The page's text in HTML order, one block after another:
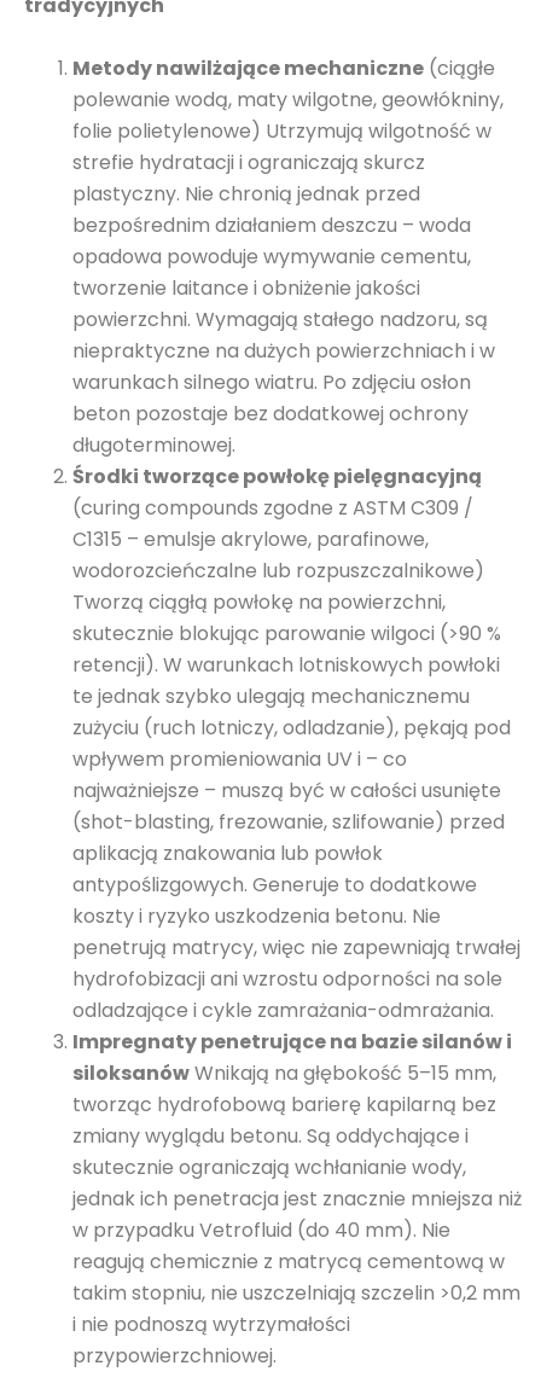
Metody nawilżające mechaniczne (ciągłe
polewanie wodą, maty wilgotne, geowłókniny,
folie polietylenowe) Utrzymują wilgotność w
strefie hydratacji i ograniczają skurcz
plastyczny. Nie chronią jednak przed
bezpośrednim działaniem deszczu – woda
opadowa powoduje wymywanie cementu,
tworzenie laitance i obniżenie jakości
powierzchni. Wymagają stałego nadzoru, są
niepraktyczne na dużych powierzchniach i w
warunkach silnego wiatru. Po zdjęciu osłon
beton pozostaje bez dodatkowej ochrony
długoterminowej.
Środki tworzące powłokę pielęgnacyjną
(curing compounds zgodne z ASTM C309 /
C1315 – emulsje akrylowe, parafinowe,
wodorozcieńczalne lub rozpuszczalnikowe)
Tworzą ciągłą powłokę na powierzchni,
skutecznie blokując parowanie wilgoci (>90 %
retencji). W warunkach lotniskowych powłoki
te jednak szybko ulegają mechanicznemu
zużyciu (ruch lotniczy, odladzanie), pękają pod
wpływem promieniowania UV i – co
najważniejsze – muszą być w całości usunięte
(shot-blasting, frezowanie, szlifowanie) przed
aplikacją znakowania lub powłok
antypoślizgowych. Generuje to dodatkowe
koszty i ryzyko uszkodzenia betonu. Nie
penetrują matrycy, więc nie zapewniają trwałej
hydrofobizacji ani wzrostu odporności na sole
odladzające i cykle zamrażania-odmrażania.
Impregnaty penetrujące na bazie silanów i
siloksanówWnikają na głębokość 5–15 mm,
tworząc hydrofobową barierę kapilarną bez
zmiany wyglądu betonu. Są oddychające i
skutecznie ograniczają wchłanianie wody,
jednak ich penetracja jest znacznie mniejsza niż
w przypadku Vetrofluid (do 40 mm). Nie
reagują chemicznie z matrycą cementową w
takim stopniu, nie uszczelniają szczelin >0,2 mm
i nie podnoszą wytrzymałości
przypowierzchniowej.